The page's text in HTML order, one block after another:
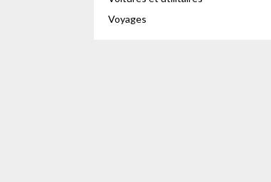
Voyages